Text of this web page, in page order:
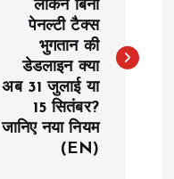
लेकिन बिना
पेनल्टी टैक्स
भुगतान की
डेडलाइन क्या
अब 31 जुलाई या
15 सितंबर?
जानिए नया नियम
(EN)